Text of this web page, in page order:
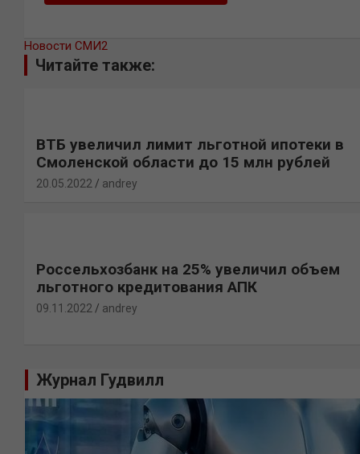
Новости СМИ2
Читайте также:
ВТБ увеличил лимит льготной ипотеки в
Смоленской области до 15 млн рублей
20.05.2022 andrey
Россельхозбанк на 25% увеличил объем
льготного кредитования АПК
09.11.2022 andrey
Журнал Гудвилл